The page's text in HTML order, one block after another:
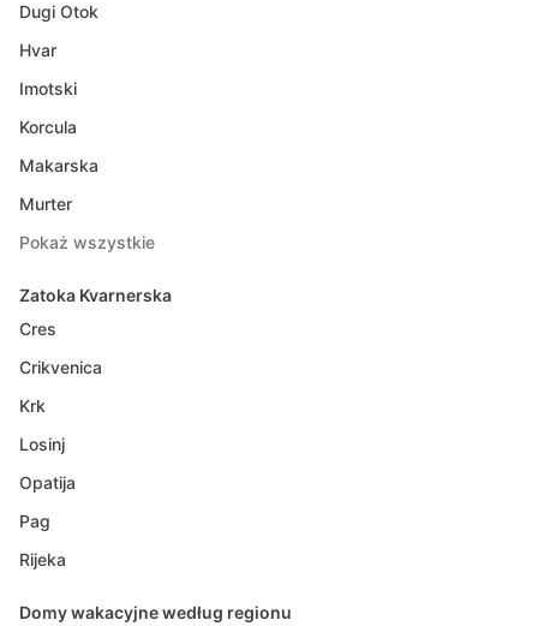
Dugi Otok
Hvar
Imotski
Korcula
Makarska
Murter
Pokaż wszystkie
Zatoka Kvarnerska
Cres
Crikvenica
Krk
Losinj
Opatija
Pag
Rijeka
Domy wakacyjne według regionu